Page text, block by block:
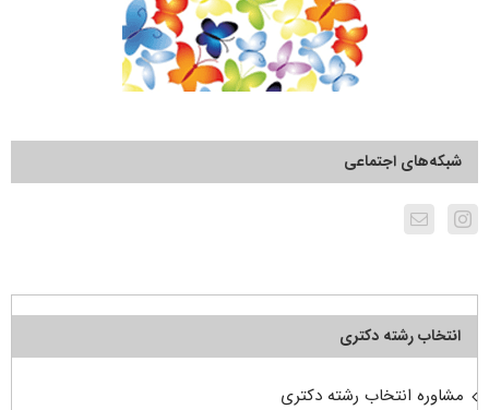
شبکه‌های اجتماعی
انتخاب رشته دکتری
مشاوره انتخاب رشته دکتری